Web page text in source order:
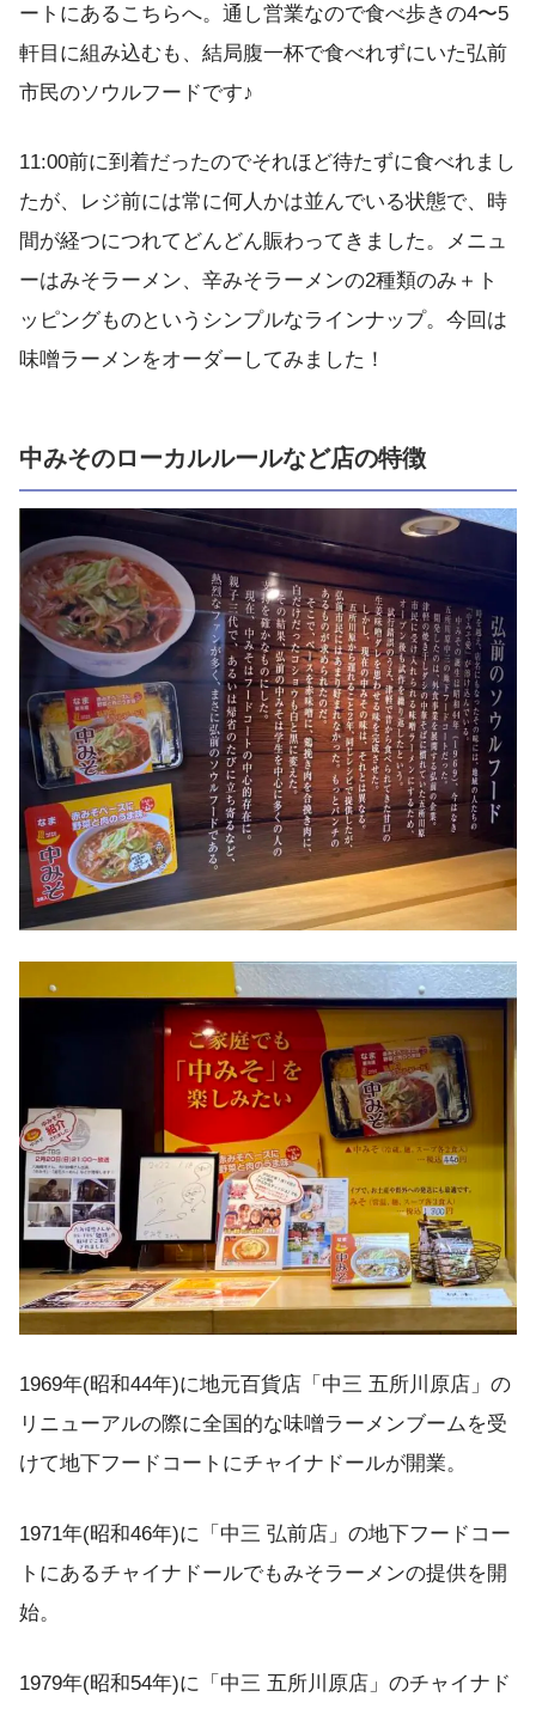
ートにあるこちらへ。通し営業なので食べ歩きの4〜5
軒目に組み込むも、結局腹一杯で食べれずにいた弘前
市民のソウルフードです♪
11:00前に到着だったのでそれほど待たずに食べれまし
たが、レジ前には常に何人かは並んでいる状態で、時
間が経つにつれてどんどん賑わってきました。メニュ
ーはみそラーメン、辛みそラーメンの2種類のみ＋ト
ッピングものというシンプルなラインナップ。今回は
味噌ラーメンをオーダーしてみました！
中みそのローカルルールなど店の特徴
1969年(昭和44年)に地元百貨店「中三 五所川原店」の
リニューアルの際に全国的な味噌ラーメンブームを受
けて地下フードコートにチャイナドールが開業。
1971年(昭和46年)に「中三 弘前店」の地下フードコー
トにあるチャイナドールでもみそラーメンの提供を開
始。
1979年(昭和54年)に「中三 五所川原店」のチャイナド